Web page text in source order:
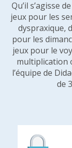
Qu’il s’agisse
jeux pour les
dyspraxique,
pour les
jeux pour le
multiplication
l’équipe de
de